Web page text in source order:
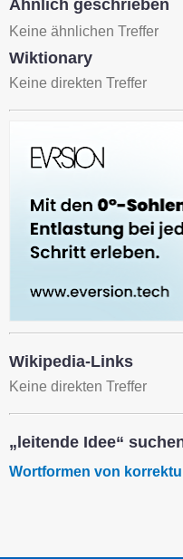
Ähnlich geschrieben
Keine ähnlichen Treffer
Wiktionary
Keine direkten Treffer
Wikipedia-Links
Keine direkten Treffer
„leitende Idee“
Wortformen von